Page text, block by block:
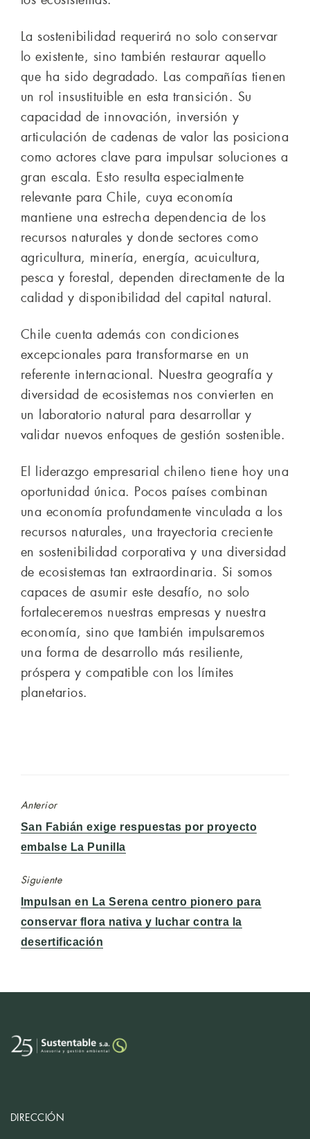
La sostenibilidad requerirá no solo conservar
lo existente, sino también restaurar aquello
que ha sido degradado. Las compañías tienen
un rol insustituible en esta transición. Su
capacidad de innovación, inversión y
articulación de cadenas de valor las posiciona
como actores clave para impulsar soluciones a
gran escala. Esto resulta especialmente
relevante para Chile, cuya economía
mantiene una estrecha dependencia de los
recursos naturales y donde sectores como
agricultura, minería, energía, acuicultura,
pesca y forestal, dependen directamente de la
calidad y disponibilidad del capital natural.
Chile cuenta además con condiciones
excepcionales para transformarse en un
referente internacional. Nuestra geografía y
diversidad de ecosistemas nos convierten en
un laboratorio natural para desarrollar y
validar nuevos enfoques de gestión sostenible.
El liderazgo empresarial chileno tiene hoy una
oportunidad única. Pocos países combinan
una economía profundamente vinculada a los
recursos naturales, una trayectoria creciente
en sostenibilidad corporativa y una diversidad
de ecosistemas tan extraordinaria. Si somos
capaces de asumir este desafío, no solo
fortaleceremos nuestras empresas y nuestra
economía, sino que también impulsaremos
una forma de desarrollo más resiliente,
próspera y compatible con los límites
planetarios.
Anterior
Entrada
anterior:
San Fabián exige respuestas por proyecto
embalse La Punilla
Siguiente
Entrada
siguiente:
Impulsan en La Serena centro pionero para
conservar flora nativa y luchar contra la
desertificación
DIRECCIÓN